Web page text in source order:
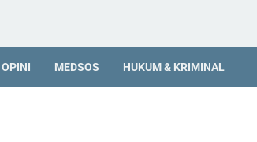
OPINI MEDSOS HUKUM & KRIMINAL